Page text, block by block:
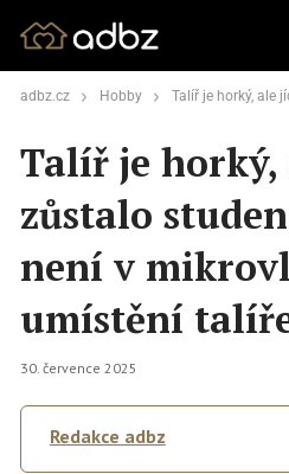
adbz.cz Hobby Talíř je horký, ale jídlo zůstalo
Talíř je
zůstalo
není v
umístění
30. července 2025
Redakce adbz